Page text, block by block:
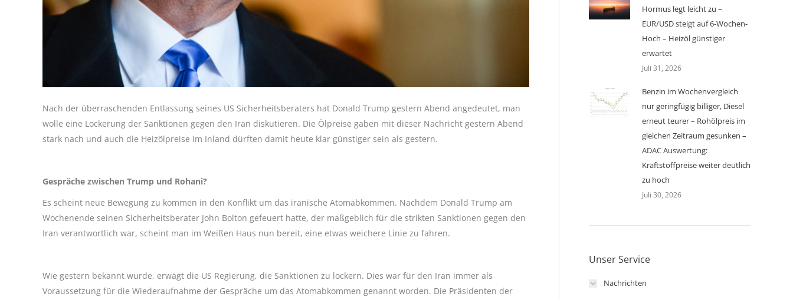
Nach der überraschenden Entlassung seines US Sicherheitsberaters hat Donald Trump gestern Abend angedeutet, man
wolle eine Lockerung der Sanktionen gegen den Iran diskutieren. Die Ölpreise gaben mit dieser Nachricht gestern Abend
stark nach und auch die Heizölpreise im Inland dürften damit heute klar günstiger sein als gestern.
Gespräche zwischen Trump und Rohani?
Es scheint neue Bewegung zu kommen in den Konflikt um das iranische Atomabkommen. Nachdem Donald Trump am
Wochenende seinen Sicherheitsberater John Bolton gefeuert hatte, der maßgeblich für die strikten Sanktionen gegen den
Iran verantwortlich war, scheint man im Weißen Haus nun bereit, eine etwas weichere Linie zu fahren.
Wie gestern bekannt wurde, erwägt die US Regierung, die Sanktionen zu lockern. Dies war für den Iran immer als
Voraussetzung für die Wiederaufnahme der Gespräche um das Atomabkommen genannt worden. Die Präsidenten der
Hormus legt leicht zu –
EUR/USD steigt auf 6-Wochen-
Hoch – Heizöl günstiger
erwartet
Juli 31, 2026
Benzin im Wochenvergleich
nur geringfügig billiger, Diesel
erneut teurer – Rohölpreis im
gleichen Zeitraum gesunken –
ADAC Auswertung:
Kraftstoffpreise weiter deutlich
zu hoch
Juli 30, 2026
Unser Service
Nachrichten